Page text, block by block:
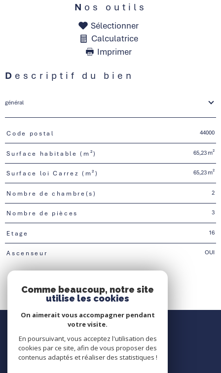
Nos outils
Sélectionner
Calculatrice
Imprimer
Descriptif du bien
général
TRAD_PAMPERO_Caracteristique
Code postal 44000
Surface habitable (m²) 65,23 m²
Surface loi Carrez (m²) 65,23 m²
Nombre de chambre(s) 2
Nombre de pièces 3
Etage 16
Ascenseur OUI
Nous contacter
Contact
Comme beaucoup, notre site
utilise les cookies
On aimerait vous accompagner pendant
votre visite.
En poursuivant, vous acceptez l'utilisation des
cookies par ce site, afin de vous proposer des
contenus adaptés et réaliser des statistiques !